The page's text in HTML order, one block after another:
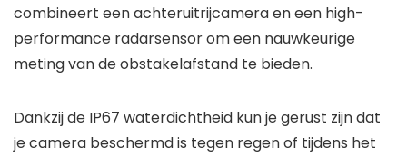
combineert een achteruitrijcamera en een high-
performance radarsensor om een nauwkeurige
meting van de obstakelafstand te bieden.
Dankzij de IP67 waterdichtheid kun je gerust zijn dat
je camera beschermd is tegen regen of tijdens het